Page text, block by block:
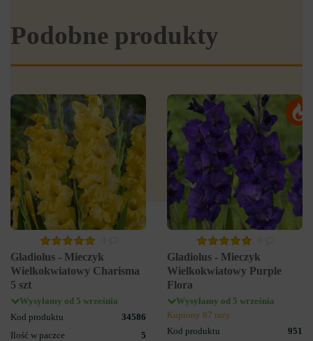
Podobne produkty
Gladiolus - Mieczyk
Wielkokwiatowy Charisma
5 szt
Wysyłamy od 5 września
Kod produktu
34586
Ilość w paczce
5
Gladiolus - Mieczyk
Wielkokwiatowy Purple
Flora
Wysyłamy od 5 września
Kupiony 87 razy
Kod produktu
951